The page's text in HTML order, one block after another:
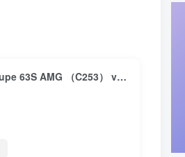
【🔥高质模组】梅赛德斯-奔驰 GLC Coupe 63S AMG （C253） v1.0 0.32